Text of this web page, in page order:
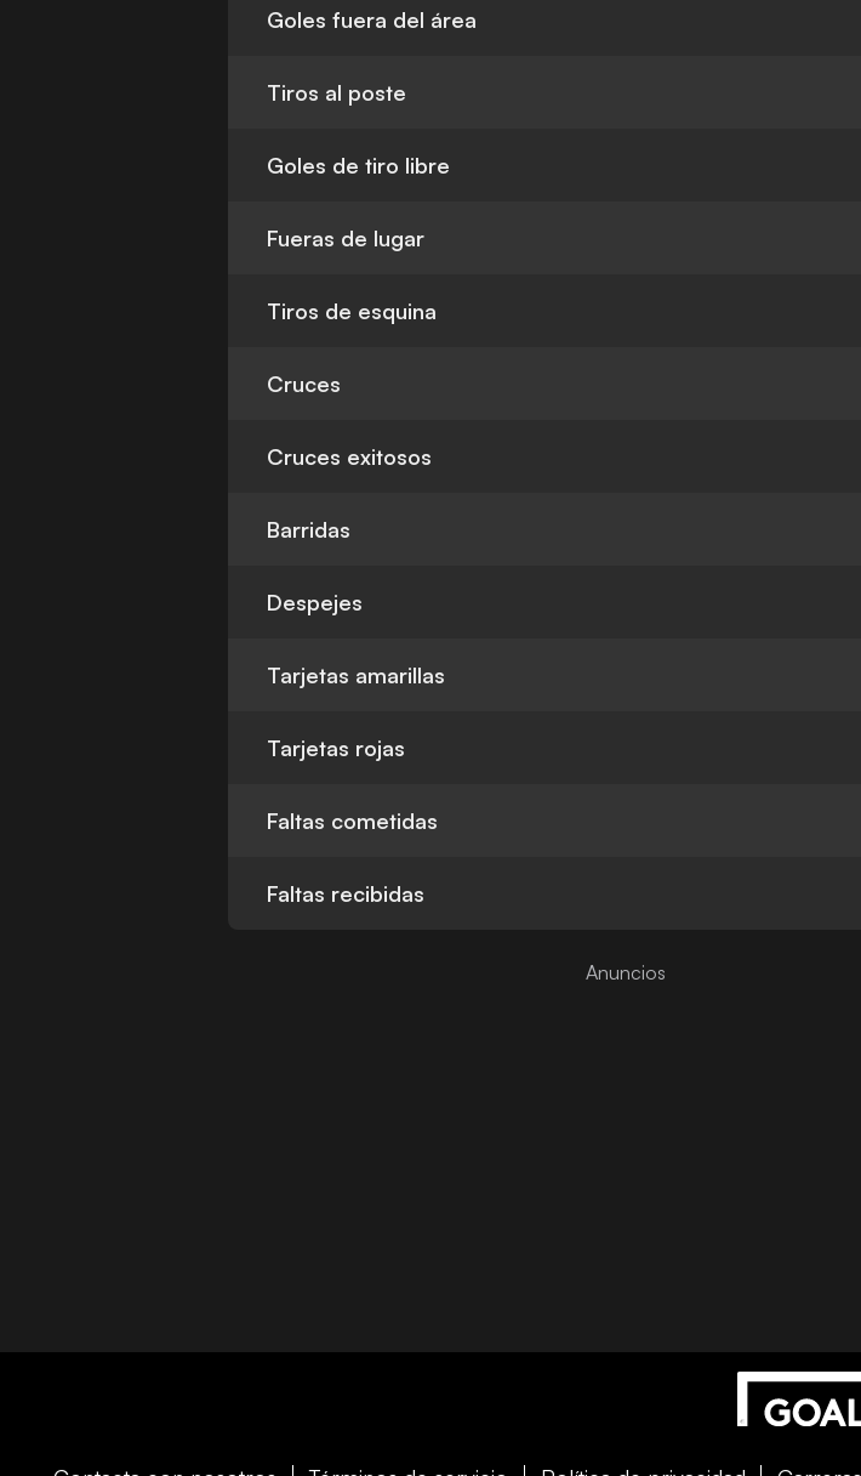
Goles fuera del área
Tiros al poste
Goles de tiro libre
Fueras de lugar
Tiros de esquina
Cruces
Cruces exitosos
Barridas
Despejes
Tarjetas amarillas
Tarjetas rojas
Faltas cometidas
Faltas recibidas